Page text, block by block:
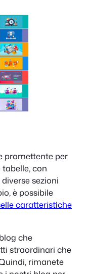
promettente per
con
sezioni
è possibile
caratteristiche
che
straordinari che
rimanete